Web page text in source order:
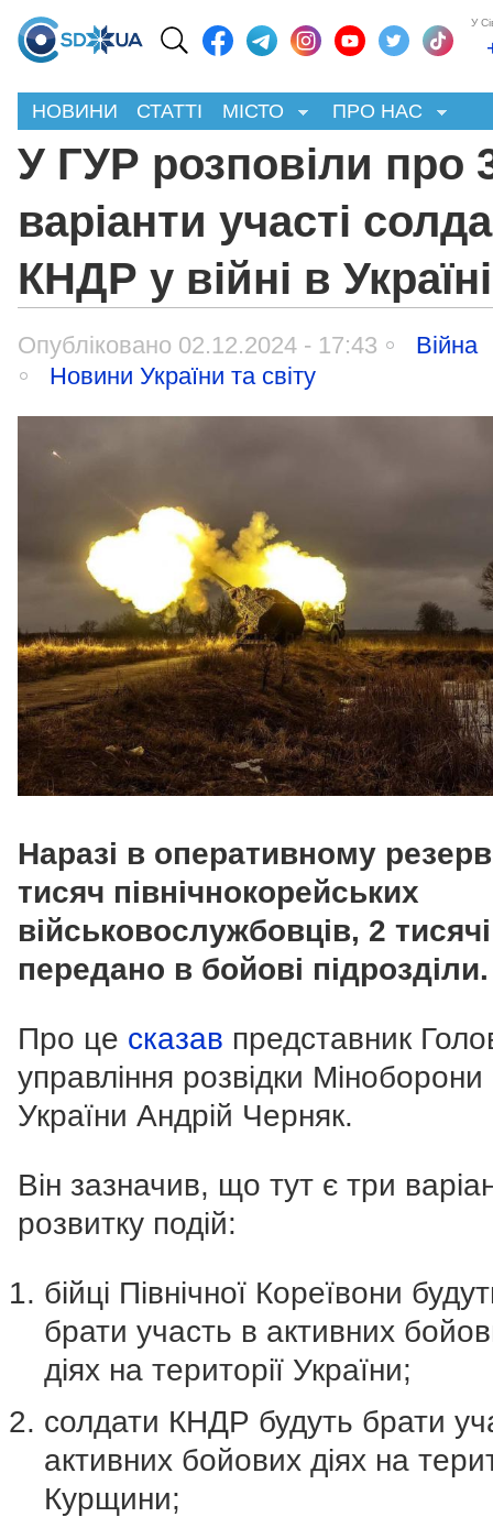
У
НОВИНИ СТАТТІ МІСТО ПРО НАС
У ГУР розповіли про
варіанти участі
КНДР у війні в Україні
Опубліковано 02.12.2024 - 17:43
Війна
Новини України та світу
Наразі в оперативному
тисяч північнокорейських
військовослужбовців, 2 тисячі
передано в бойові підрозділи.
Про це сказав представник
управління розвідки Міноборони
України Андрій Черняк.
Він зазначив, що тут є три
розвитку подій:
бійці Північної Кореївони
брати участь в активних
діях на території України;
солдати КНДР будуть брати
активних бойових діях на
Курщини;